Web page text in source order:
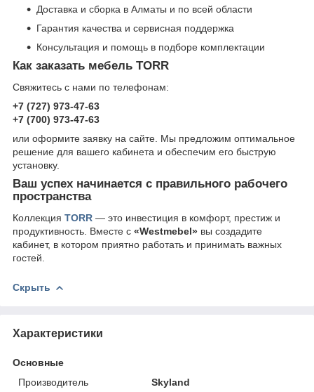
Доставка и сборка в Алматы и по всей области
Гарантия качества и сервисная поддержка
Консультация и помощь в подборе комплектации
Как заказать мебель TORR
Свяжитесь с нами по телефонам:
+7 (727) 973-47-63
+7 (700) 973-47-63
или оформите заявку на сайте. Мы предложим оптимальное
решение для вашего кабинета и обеспечим его быструю
установку.
Ваш успех начинается с правильного рабочего
пространства
Коллекция TORR — это инвестиция в комфорт, престиж и
продуктивность. Вместе с «Westmebel» вы создадите
кабинет, в котором приятно работать и принимать важных
гостей.
Скрыть
Характеристики
Основные
Производитель
Skyland